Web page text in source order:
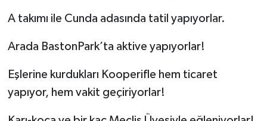
A takımı ile Cunda adasında tatil yapıyorlar.
Arada BastonPark’ta aktive yapıyorlar!
Eşlerine kurdukları Kooperifle hem ticaret
yapıyor, hem vakit geçiriyorlar!